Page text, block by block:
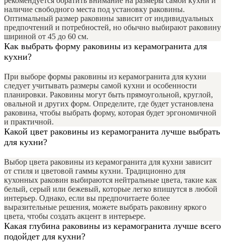
наличие свободного места под установку раковины.
Оптимальный размер раковины зависит от индивидуальных
предпочтений и потребностей, но обычно выбирают раковину
шириной от 45 до 60 см.
Как выбрать форму раковины из керамогранита для
кухни?
При выборе формы раковины из керамогранита для кухни
следует учитывать размеры самой кухни и особенности
планировки. Раковины могут быть прямоугольной, круглой,
овальной и других форм. Определите, где будет установлена
раковина, чтобы выбрать форму, которая будет эргономичной
и практичной.
Какой цвет раковины из керамогранита лучше выбрать
для кухни?
Выбор цвета раковины из керамогранита для кухни зависит
от стиля и цветовой гаммы кухни. Традиционно для
кухонных раковин выбираются нейтральные цвета, такие как
белый, серый или бежевый, которые легко впишутся в любой
интерьер. Однако, если вы предпочитаете более
выразительные решения, можете выбрать раковину яркого
цвета, чтобы создать акцент в интерьере.
Какая глубина раковины из керамогранита лучше всего
подойдет для кухни?